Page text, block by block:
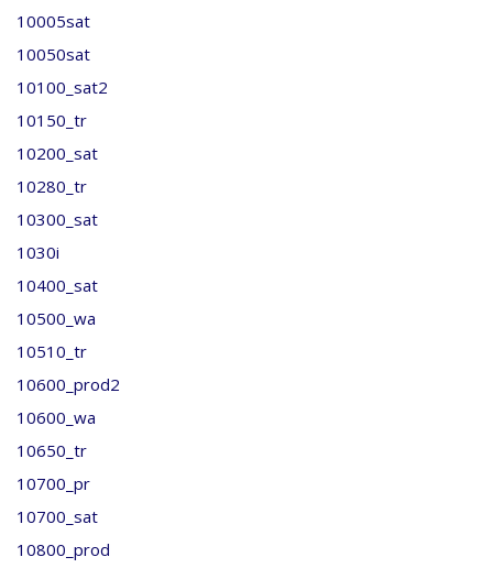
10005sat
10050sat
10100_sat2
10150_tr
10200_sat
10280_tr
10300_sat
1030i
10400_sat
10500_wa
10510_tr
10600_prod2
10600_wa
10650_tr
10700_pr
10700_sat
10800_prod